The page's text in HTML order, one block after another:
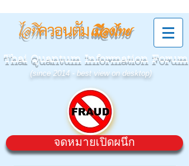
ไอทีควอนตัมเมืองไทย
Thai Quantum Information Forum
(since 2014 - best view on desktop)
จดหมายเปิดผนึก